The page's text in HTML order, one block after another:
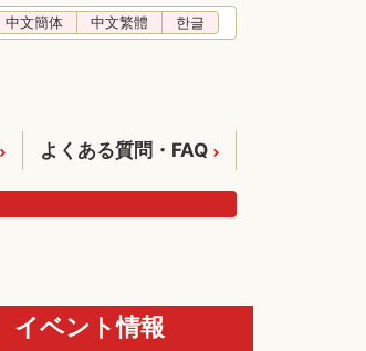
中文簡体 中文繁體 한글
よくある質問・FAQ
イベント情報